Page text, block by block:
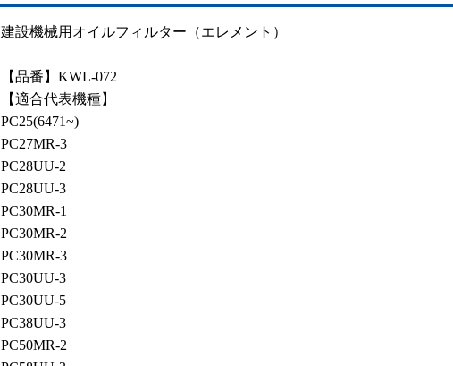
建設機械用オイルフィルター（エレメント）
【品番】KWL-072
【適合代表機種】
PC25(6471~)
PC27MR-3
PC28UU-2
PC28UU-3
PC30MR-1
PC30MR-2
PC30MR-3
PC30UU-3
PC30UU-5
PC38UU-3
PC50MR-2